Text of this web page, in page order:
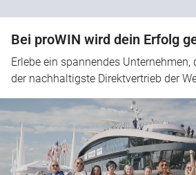
Bei proWIN wird dein Erfolg
Erlebe ein spannendes
der nachhaltigste Direktvertrieb der